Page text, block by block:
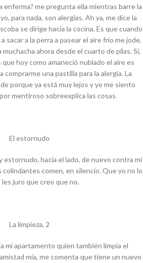
enferma? me pregunta ella mientras barre la
para nada, son alergias. Ah ya, me dice la
se dirige hacia la cocina. Es que cuando
sacar a la perra a pasear el aire frío me jode,
ahora desde el cuarto de pilas. Sí,
hoy como amaneció nublado el aire es
una pastilla para la alergia. La
porque ya está muy lejos y yo me siento
mentiroso sobreexplica las cosas.
El estornudo
estornudo, hacia el lado, de nuevo contra mi
comen, en silencio. Que yo no lo
juro que creo que no.
La limpieza, 2
mi apartamento quien también limpia el
mía, me comenta que tiene un nuevo